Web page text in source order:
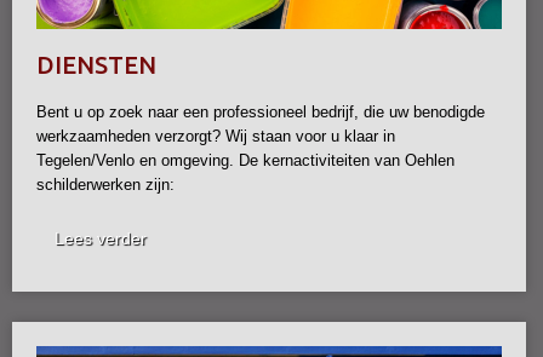
DIENSTEN
Bent u op zoek naar een professioneel bedrijf, die uw benodigde
werkzaamheden verzorgt? Wij staan voor u klaar in
Tegelen/Venlo en omgeving. De kernactiviteiten van Oehlen
schilderwerken zijn:
Lees verder